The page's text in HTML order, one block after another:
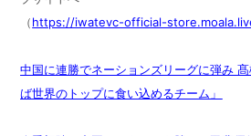
（https://iwatevc-official-
中国に連勝でネーションズリーグに弾み
ば世界のトップに食い込めるチーム」